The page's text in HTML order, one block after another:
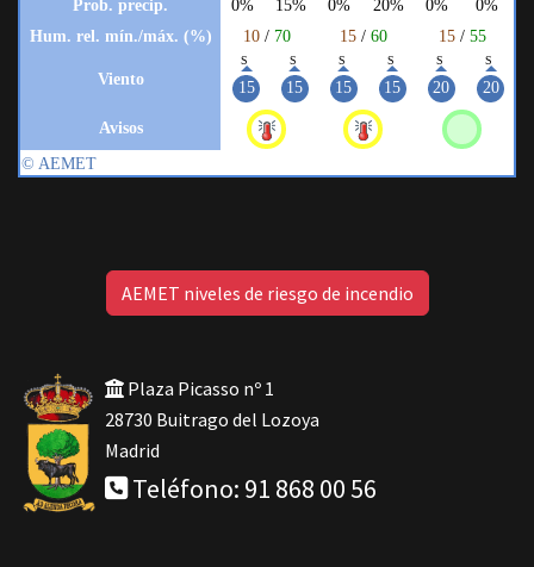
AEMET niveles de riesgo de incendio
Plaza Picasso nº 1
28730 Buitrago del Lozoya
Madrid
Teléfono: 91 868 00 56